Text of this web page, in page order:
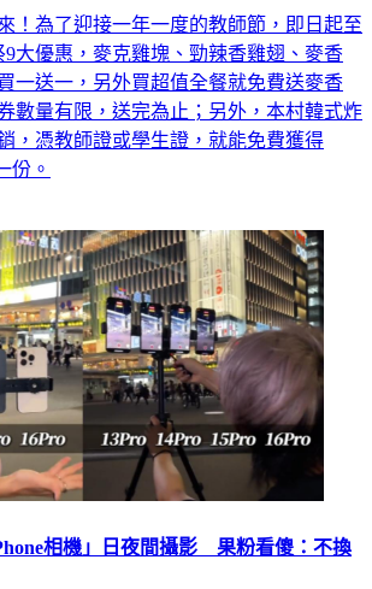
！為了迎接一年一度的教師節，即日起至
9大優惠，麥克雞塊、勁辣香雞翅、麥香
一送一，另外買超值全餐就免費送麥香
數量有限，送完為止；另外，本村韓式炸
，憑教師證或學生證，就能免費獲得
份。
相機」日夜間攝影 果粉看傻：不換